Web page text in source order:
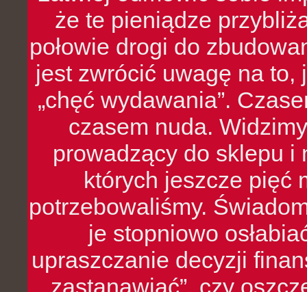
że te pieniądze
połowie drogi do
jest zwrócić uwagę na to,
„chęć wydawania”.
czasem nuda.
prowadzący do sklepu i
których jeszcze pięć
potrzebowaliśmy.
je stopniowo
upraszczanie decyzji
zastanawiać”, czy